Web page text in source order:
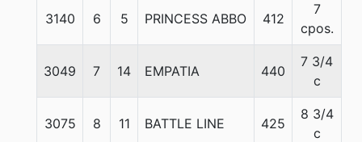
3140 6 5 PRINCESS ABBO 412
7
cpos.
3049 7 14 EMPATIA 440
7 3/4
c
3075 8 11 BATTLE LINE 425
8 3/4
c